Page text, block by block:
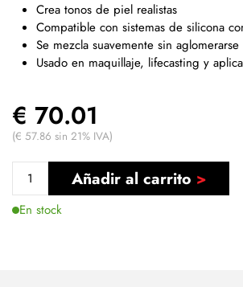
Crea tonos de piel realistas
Compatible con sistemas de silicona
Se mezcla suavemente sin aglomerarse
Usado en maquillaje, lifecasting y
€ 70.01
(€ 57.86 sin 21% IVA)
Añadir al carrito
En stock